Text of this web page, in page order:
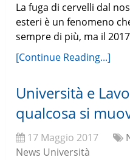
La fuga di cervelli dal
esteri è un fenomeno
sempre di più, ma il
[Continue Reading...]
Università e
qualcosa si
17 Maggio 2017
News Università